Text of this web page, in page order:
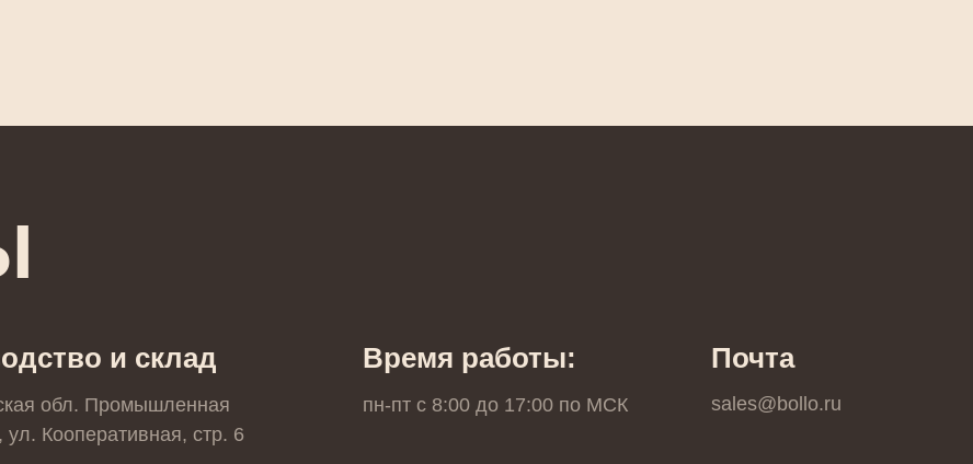
Почта
sales@bollo.ru
пн-пт с 8:00 до 17:00 по МCК
Время работы:
обл. Промышленная
ул. Кооперативная, стр. 6
и склад